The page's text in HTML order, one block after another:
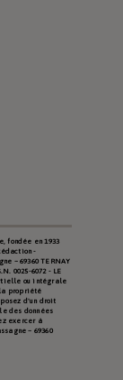
fondée en 1933
-
– 69360 TERNAY
0025-6072 - LE
ou intégrale
propriété
d'un droit
des données
exercer à
– 69360